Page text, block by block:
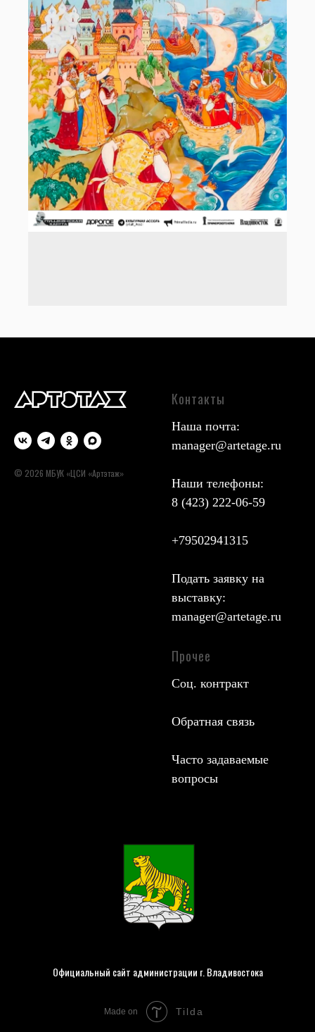
© 2026 МБУК «ЦСИ «Артэтаж»
Контакты
Наша почта:
manager@artetage.ru
Наши телефоны:
8 (423) 222-06-59
+79502941315
Подать заявку на
выставку:
manager@artetage.ru
Прочее
Соц. контракт
Обратная связь
Часто задаваемые
вопросы
Официальный сайт администрации г. Владивостока
Made on Tilda